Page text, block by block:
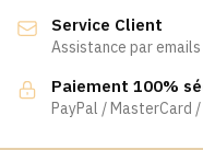
sur
la
page
du
Service Client
Assistance par
Paiement 100%
PayPal / MasterCard